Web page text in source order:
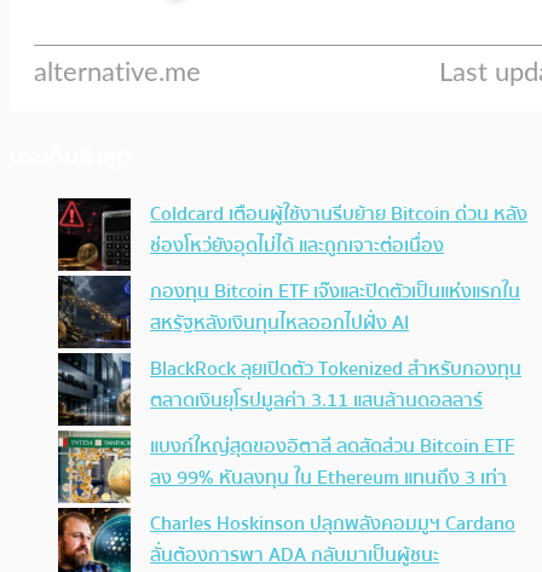
Coldcard เตือนผู้ใช้งานรีบย้าย Bitcoin ด่วน หลัง
ช่องโหว่ยังอุดไม่ได้ และถูกเจาะต่อเนื่อง
กองทุน Bitcoin ETF เจ๊งและปิดตัวเป็นแห่งแรกใน
สหรัฐหลังเงินทุนไหลออกไปฝั่ง AI
BlackRock ลุยเปิดตัว Tokenized สำหรับกองทุน
ตลาดเงินยุโรปมูลค่า 3.11 แสนล้านดอลลาร์
แบงก์ใหญ่สุดของอิตาลี ลดสัดส่วน Bitcoin ETF
ลง 99% หันลงทุน ใน Ethereum แทนถึง 3 เท่า
Charles Hoskinson ปลุกพลังคอมมูฯ Cardano
ลั่นต้องการพา ADA กลับมาเป็นผู้ชนะ